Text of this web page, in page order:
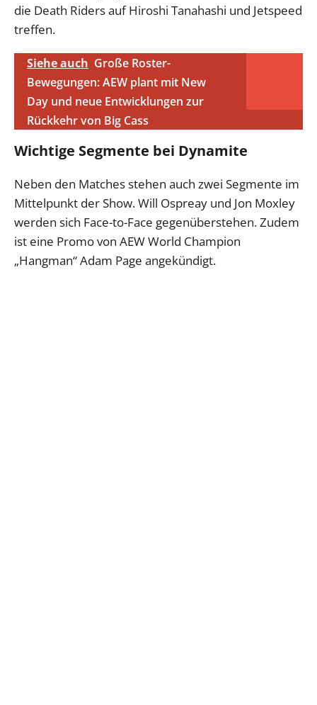
die Death Riders auf Hiroshi Tanahashi und Jetspeed
treffen.
Siehe auch Große Roster-
Bewegungen: AEW plant mit New
Day und neue Entwicklungen zur
Rückkehr von Big Cass
Wichtige Segmente bei Dynamite
Neben den Matches stehen auch zwei Segmente im
Mittelpunkt der Show. Will Ospreay und Jon Moxley
werden sich Face-to-Face gegenüberstehen. Zudem
ist eine Promo von AEW World Champion
„Hangman“ Adam Page angekündigt.